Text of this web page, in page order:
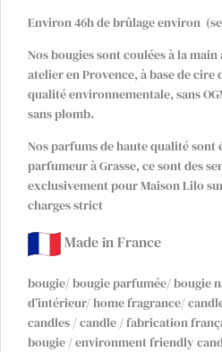
Environ 46h de brûlage environ
Nos bougies sont coulées à la
atelier en Provence, à base de cire
qualité environnementale, sans
sans plomb.
Nos parfums de haute qualité
parfumeur à Grasse, ce sont des
exclusivement pour Maison Lilo
charges strict
Made in France
bougie/ bougie parfumée/ bougie
d’intérieur/ home fragrance/
candles / candle / fabrication
bougie / environment friendly